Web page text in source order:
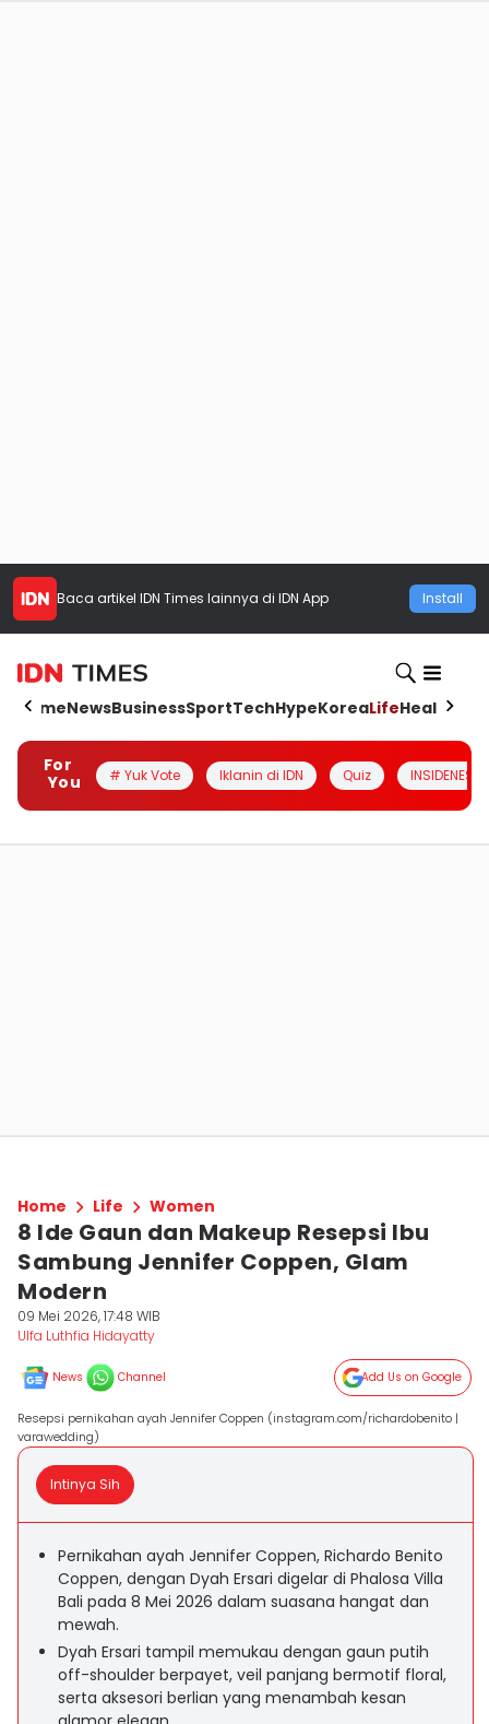
Baca artikel IDN Times lainnya di IDN App Install
HomeNewsBusinessSportTechHypeKoreaLifeHealth
For
You
# Yuk Vote Iklanin di IDN Quiz INSIDENESIA
Home Life Women
8 Ide Gaun dan Makeup Resepsi Ibu
Sambung Jennifer Coppen, Glam
Modern
09 Mei 2026, 17:48 WIB
Ulfa Luthfia Hidayatty
News Channel Add Us on Google
Resepsi pernikahan ayah Jennifer Coppen (instagram.com/richardobenito |
varawedding)
Intinya Sih
Pernikahan ayah Jennifer Coppen, Richardo Benito
Coppen, dengan Dyah Ersari digelar di Phalosa Villa
Bali pada 8 Mei 2026 dalam suasana hangat dan
mewah.
Dyah Ersari tampil memukau dengan gaun putih
off-shoulder berpayet, veil panjang bermotif floral,
serta aksesori berlian yang menambah kesan